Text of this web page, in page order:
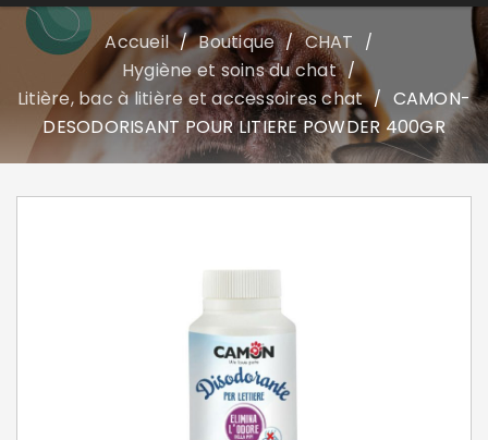
Accueil / Boutique / CHAT /
Hygiène et soins du chat /
Litière, bac à litière et accessoires chat / CAMON-
DESODORISANT POUR LITIERE POWDER 400GR